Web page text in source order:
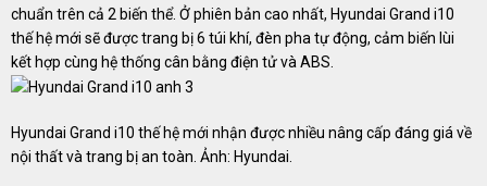
chuẩn trên cả 2 biến thể. Ở phiên bản cao nhất, Hyundai Grand i10
thế hệ mới sẽ được trang bị 6 túi khí, đèn pha tự động, cảm biến lùi
kết hợp cùng hệ thống cân bằng điện tử và ABS.
Hyundai Grand i10 thế hệ mới nhận được nhiều nâng cấp đáng giá về
nội thất và trang bị an toàn. Ảnh: Hyundai.